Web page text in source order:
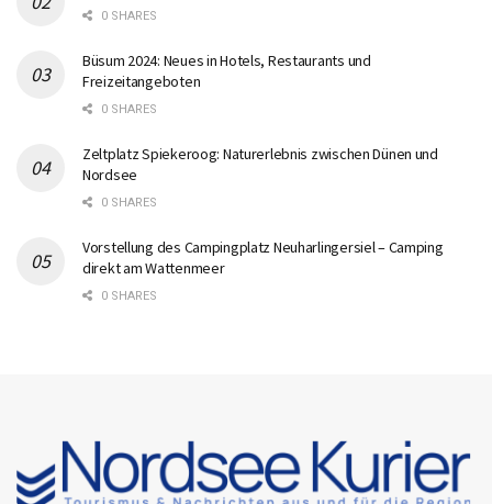
0 SHARES
Büsum 2024: Neues in Hotels, Restaurants und
Freizeitangeboten
0 SHARES
Zeltplatz Spiekeroog: Naturerlebnis zwischen Dünen und
Nordsee
0 SHARES
Vorstellung des Campingplatz Neuharlingersiel – Camping
direkt am Wattenmeer
0 SHARES